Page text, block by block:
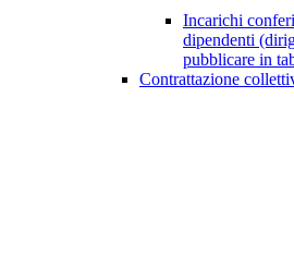
Incarichi
dipendenti
pubblicare in
Contrattazione